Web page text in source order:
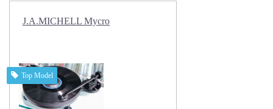
J.A.MICHELL Mycro
Top Model